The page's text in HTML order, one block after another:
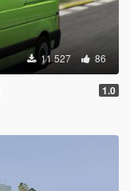
11 527 86
1.0